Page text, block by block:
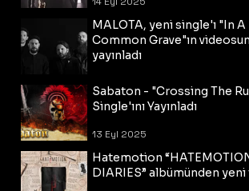
MALOTA, yeni single'ı "In A
Common Grave"ın
yayınladı
Sabaton - "Crossing The
Single'ını Yayınladı
13 Eyl 2025
Hatemotion
DIARIES” albümünden